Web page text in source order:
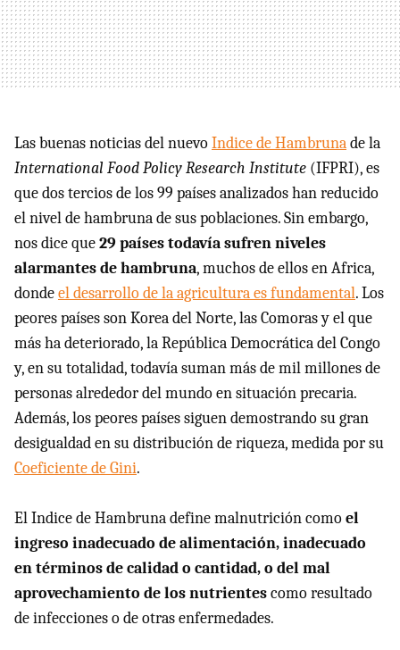
Las buenas noticias del nuevoIndice de Hambrunade la
International Food Policy Research Institute (IFPRI), es
que dos tercios de los 99 países analizados han reducido
el nivel de hambruna de sus poblaciones. Sin embargo,
nos dice que29 países todavía sufren niveles
alarmantes de hambruna, muchos de ellos en Africa,
dondeel desarrollo de la agricultura es fundamental. Los
peores países son Korea del Norte, las Comoras y el que
más ha deteriorado, la República Democrática del Congo
y, en su totalidad, todavía suman más de mil millones de
personas alrededor del mundo en situación precaria.
Además, los peores países siguen demostrando su gran
desigualdad en su distribución de riqueza, medida por su
Coeficiente de Gini.
El Indice de Hambruna define malnutrición comoel
ingreso inadecuado de alimentación, inadecuado
en términos de calidad o cantidad, o del mal
aprovechamiento de los nutrientescomo resultado
de infecciones o de otras enfermedades.